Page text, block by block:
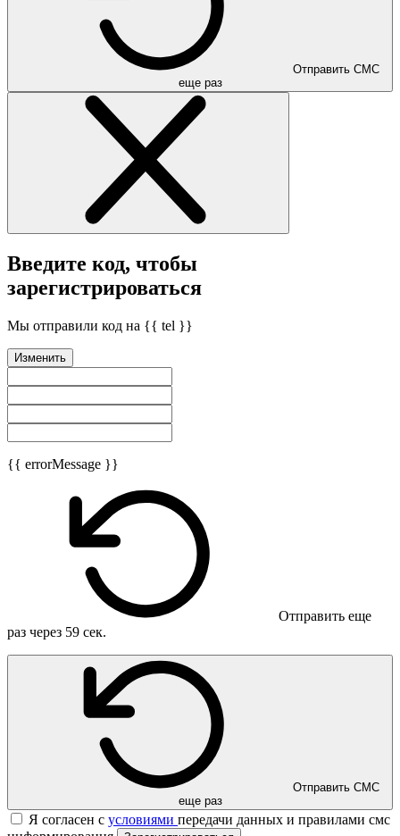
еще раз
Введите код, чтобы
зарегистрироваться
Мы отправили код на {{ tel }}
Изменить
{{ errorMessage }}
Отправить еще
раз через 59 сек.
еще раз
Я согласен с условиями передачи данных и правилами смс